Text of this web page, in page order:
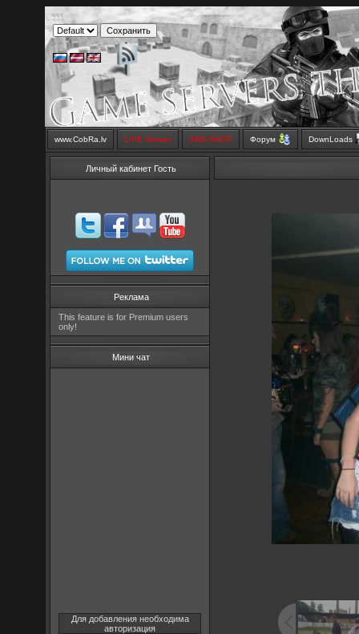
www.CobRa.lv LIVE Stream SMS SHOP Форум DownLoads
Личный кабинет Гость
Реклама
This feature is for Premium users
only!
Мини чат
Для добавления необходима
авторизация